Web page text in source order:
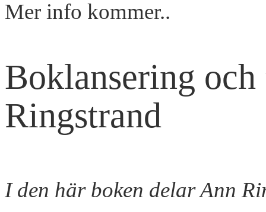
Mer info kommer..
Boklansering
Ringstrand
I den här boken delar Ann